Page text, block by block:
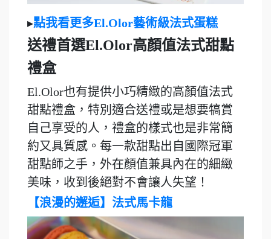
▸點我看更多El.Olor藝術級法式蛋糕
送禮首選El.Olor高顏值法式甜點
禮盒
El.Olor也有提供小巧精緻的高顏值法式
甜點禮盒，特別適合送禮或是想要犒賞
自己享受的人，禮盒的樣式也是非常簡
約又具質感。每一款甜點出自國際冠軍
甜點師之手，外在顏值兼具內在的細緻
美味，收到後絕對不會讓人失望！
【浪漫的邂逅】法式馬卡龍